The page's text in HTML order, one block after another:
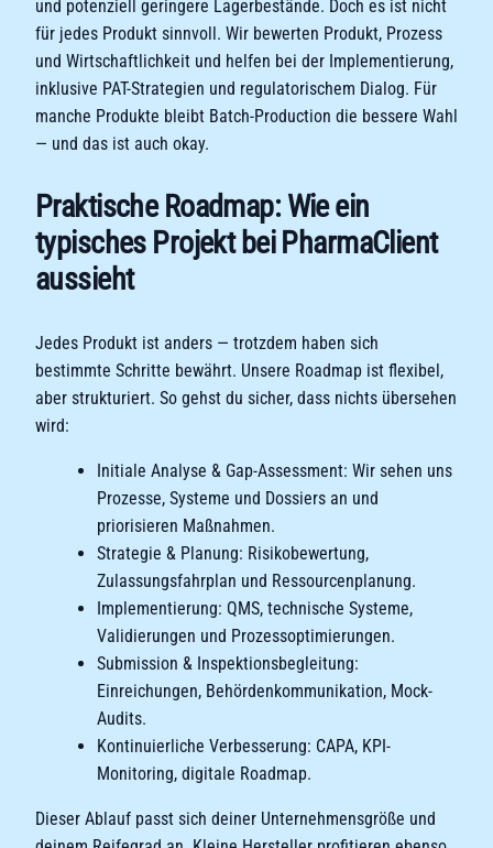
und potenziell geringere Lagerbestände. Doch es ist nicht
für jedes Produkt sinnvoll. Wir bewerten Produkt, Prozess
und Wirtschaftlichkeit und helfen bei der Implementierung,
inklusive PAT-Strategien und regulatorischem Dialog. Für
manche Produkte bleibt Batch-Production die bessere Wahl
— und das ist auch okay.
Praktische Roadmap: Wie ein
typisches Projekt bei PharmaClient
aussieht
Jedes Produkt ist anders — trotzdem haben sich
bestimmte Schritte bewährt. Unsere Roadmap ist flexibel,
aber strukturiert. So gehst du sicher, dass nichts übersehen
wird:
Initiale Analyse & Gap-Assessment: Wir sehen uns
Prozesse, Systeme und Dossiers an und
priorisieren Maßnahmen.
Strategie & Planung: Risikobewertung,
Zulassungsfahrplan und Ressourcenplanung.
Implementierung: QMS, technische Systeme,
Validierungen und Prozessoptimierungen.
Submission & Inspektionsbegleitung:
Einreichungen, Behördenkommunikation, Mock-
Audits.
Kontinuierliche Verbesserung: CAPA, KPI-
Monitoring, digitale Roadmap.
Dieser Ablauf passt sich deiner Unternehmensgröße und